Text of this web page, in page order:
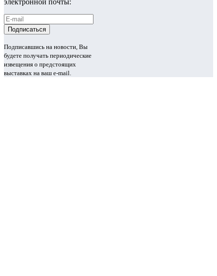
электронной почты:
Подписавшись на новости, Вы
будете получать периодические
извещения о предстоящих
выставках на ваш e-mail.